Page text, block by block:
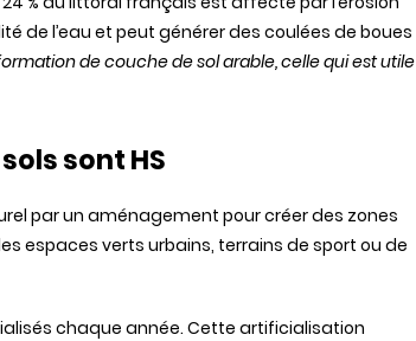
de l’eau et peut générer des coulées de boues
de couche de sol arable, celle qui est utile
solssontHS
par un aménagement pourcréerdes zones
espaces verts urbains, terrains de sport ou de
chaque année. Cette artificialisation